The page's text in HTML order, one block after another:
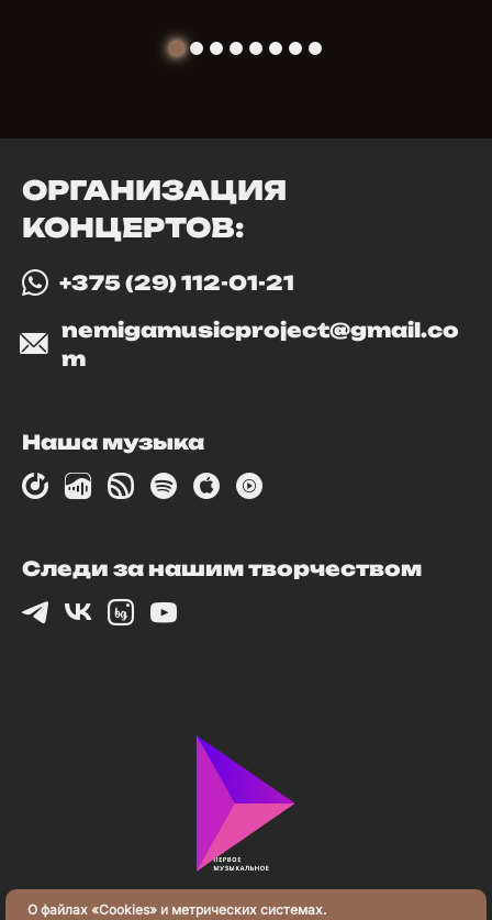
ОРГАНИЗАЦИЯ
КОНЦЕРТОВ:
+375 (29) 112-01-21
nemigamusicproject@gmail.co
m
Наша музыка
Следи за нашим творчеством
О файлах «Cookies» и метрических системах.